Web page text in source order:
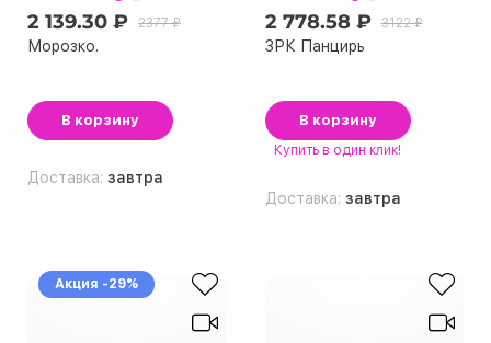
2 139.30 ₽ 2377 ₽
Морозко.
В корзину
Доставка: завтра
2 778.58 ₽ 3122 ₽
ЗРК Панцирь
В корзину
Купить в один клик!
Доставка: завтра
Акция -29%